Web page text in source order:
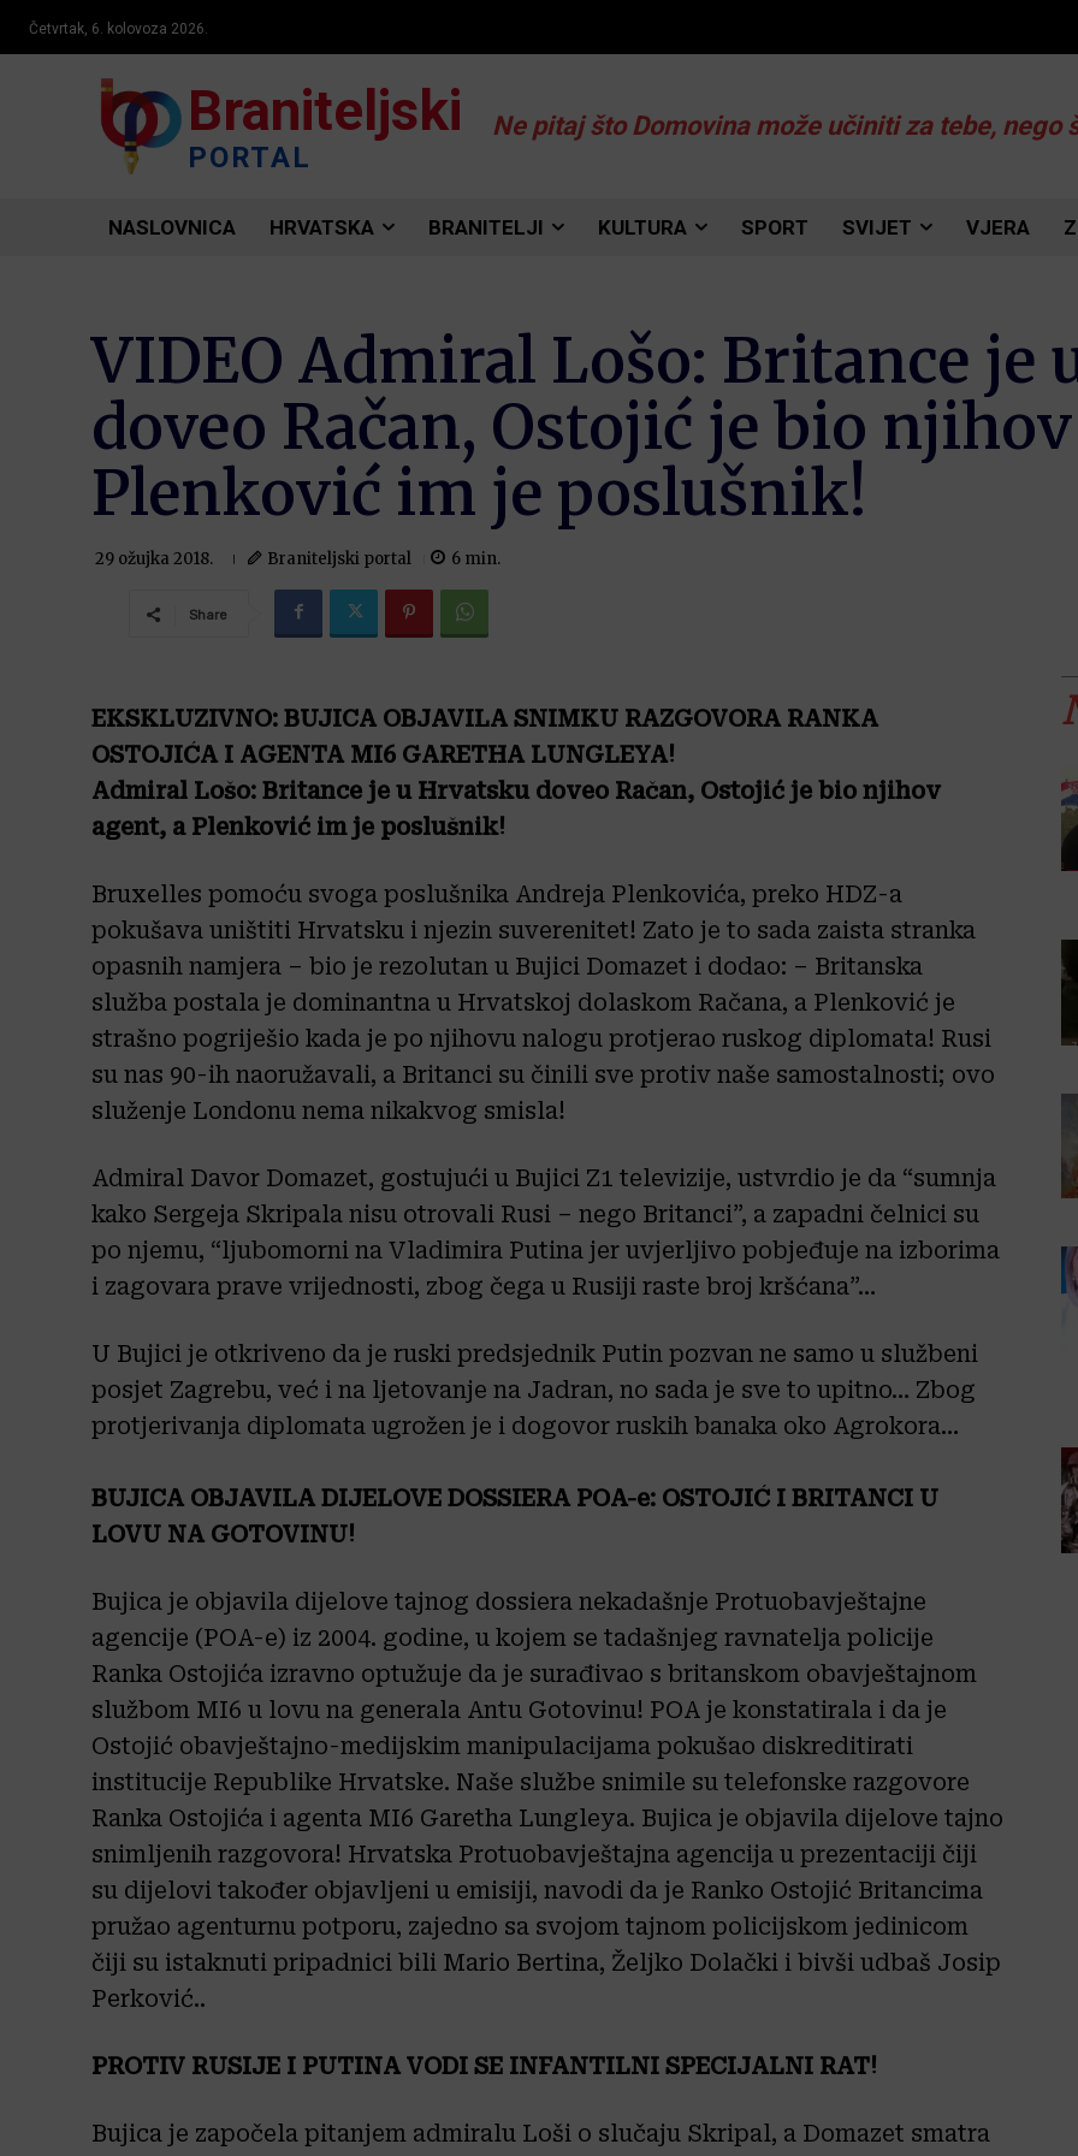
Četvrtak, 6. kolovoza 2026.
Braniteljski
PORTAL
Ne pitaj što Domovina može učiniti za tebe, nego
NASLOVNICA HRVATSKA BRANITELJI KULTURA SPORT SVIJET VJERA
VIDEO Admiral Lošo: Britance je
doveo Račan, Ostojić je bio
Plenković im je poslušnik!
29 ožujka 2018. Braniteljski portal 6 min.
Share
EKSKLUZIVNO: BUJICA OBJAVILA SNIMKU RAZGOVORA RANKA
OSTOJIĆA I AGENTA MI6 GARETHA LUNGLEYA!
Admiral Lošo: Britance je u Hrvatsku doveo Račan, Ostojić je bio njihov
agent, a Plenković im je poslušnik!
Bruxelles pomoću svoga poslušnika Andreja Plenkovića, preko HDZ-a
pokušava uništiti Hrvatsku i njezin suverenitet! Zato je to sada zaista stranka
opasnih namjera – bio je rezolutan u Bujici Domazet i dodao: – Britanska
služba postala je dominantna u Hrvatskoj dolaskom Račana, a Plenković je
strašno pogriješio kada je po njihovu nalogu protjerao ruskog diplomata! Rusi
su nas 90-ih naoružavali, a Britanci su činili sve protiv naše samostalnosti; ovo
služenje Londonu nema nikakvog smisla!
Admiral Davor Domazet, gostujući u Bujici Z1 televizije, ustvrdio je da “sumnja
kako Sergeja Skripala nisu otrovali Rusi – nego Britanci”, a zapadni čelnici su
po njemu, “ljubomorni na Vladimira Putina jer uvjerljivo pobjeđuje na izborima
i zagovara prave vrijednosti, zbog čega u Rusiji raste broj kršćana”…
U Bujici je otkriveno da je ruski predsjednik Putin pozvan ne samo u službeni
posjet Zagrebu, već i na ljetovanje na Jadran, no sada je sve to upitno… Zbog
protjerivanja diplomata ugrožen je i dogovor ruskih banaka oko Agrokora…
BUJICA OBJAVILA DIJELOVE DOSSIERA POA-e: OSTOJIĆ I BRITANCI U
LOVU NA GOTOVINU!
Bujica je objavila dijelove tajnog dossiera nekadašnje Protuobavještajne
agencije (POA-e) iz 2004. godine, u kojem se tadašnjeg ravnatelja policije
Ranka Ostojića izravno optužuje da je surađivao s britanskom obavještajnom
službom MI6 u lovu na generala Antu Gotovinu! POA je konstatirala i da je
Ostojić obavještajno-medijskim manipulacijama pokušao diskreditirati
institucije Republike Hrvatske. Naše službe snimile su telefonske razgovore
Ranka Ostojića i agenta MI6 Garetha Lungleya. Bujica je objavila dijelove tajno
snimljenih razgovora! Hrvatska Protuobavještajna agencija u prezentaciji čiji
su dijelovi također objavljeni u emisiji, navodi da je Ranko Ostojić Britancima
pružao agenturnu potporu, zajedno sa svojom tajnom policijskom jedinicom
čiji su istaknuti pripadnici bili Mario Bertina, Željko Dolački i bivši udbaš Josip
Perković..
PROTIV RUSIJE I PUTINA VODI SE INFANTILNI SPECIJALNI RAT!
Bujica je započela pitanjem admiralu Loši o slučaju Skripal, a Domazet smatra